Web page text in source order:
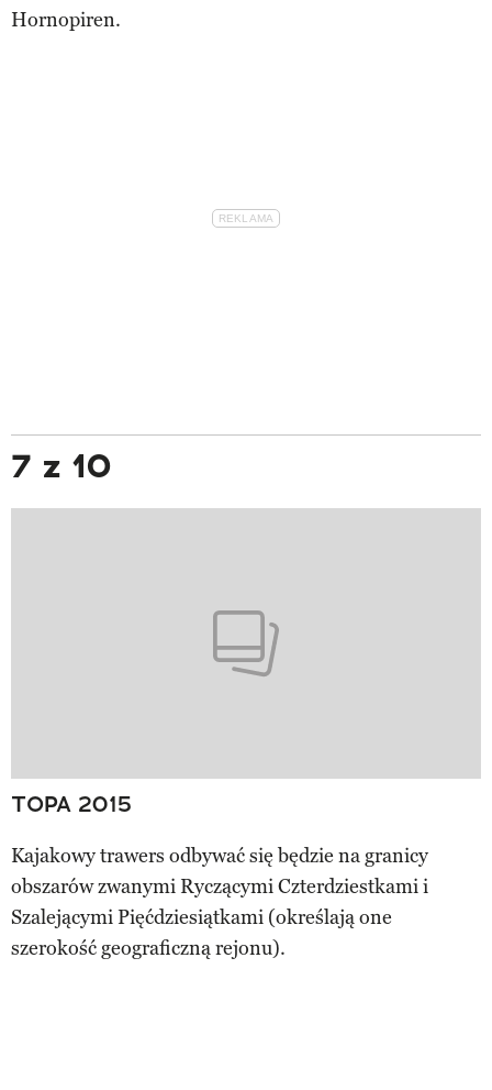
Hornopiren.
7 z 10
TOPA 2015
Kajakowy trawers odbywać się będzie na granicy
obszarów zwanymi Ryczącymi Czterdziestkami i
Szalejącymi Pięćdziesiątkami (określają one
szerokość geograficzną rejonu).